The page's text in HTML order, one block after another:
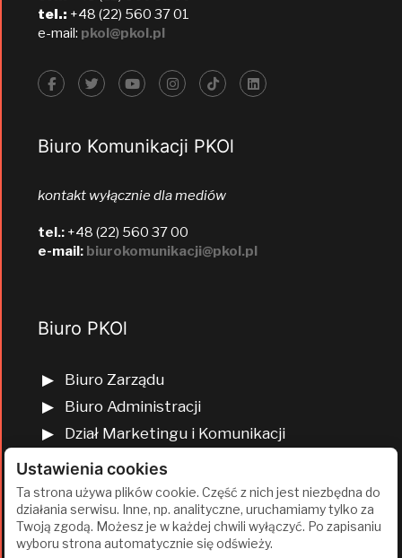
tel.: +48 (22) 560 37 01
e-mail: pkol@pkol.pl
Biuro Komunikacji PKOl
kontakt wyłącznie dla mediów
tel.: +48 (22) 560 37 00
e-mail: biurokomunikacji@pkol.pl
Biuro PKOl
Biuro Zarządu
Biuro Administracji
Dział Marketingu i Komunikacji
Dział Edukacji Olimpijskiej
Dział Finansów i Kadr
Dział Projektów Olimpijskich
Dział Programów Rozwojowych
Ustawienia cookies
Ta strona używa plików cookie. Część z nich jest niezbędna do
działania serwisu. Inne, np. analityczne, uruchamiamy tylko za
Twoją zgodą. Możesz je w każdej chwili wyłączyć. Po zapisaniu
wyboru strona automatycznie się odświeży.